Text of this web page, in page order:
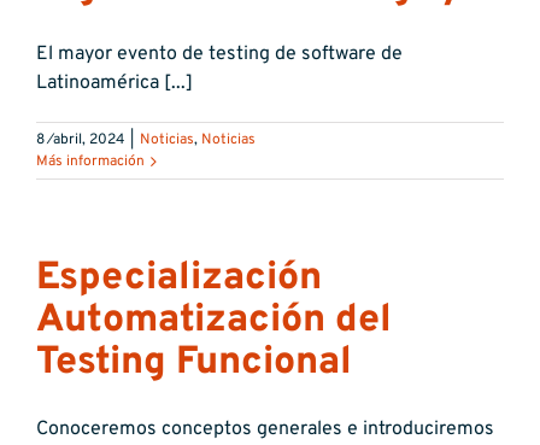
El mayor evento de testing de software de
Latinoamérica [...]
8 ⁄abril, 2024 Noticias, Noticias
Más información
Especialización
Automatización del
Testing Funcional
Conoceremos conceptos generales e introduciremos